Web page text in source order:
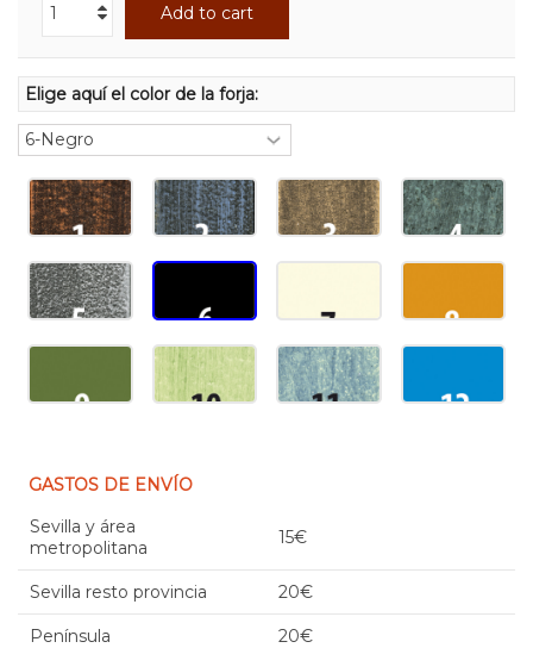
Add to cart
Elige aquí el color de la forja:
GASTOS DE ENVÍO
Sevilla y área
metropolitana
15€
Sevilla resto provincia 20€
Península 20€